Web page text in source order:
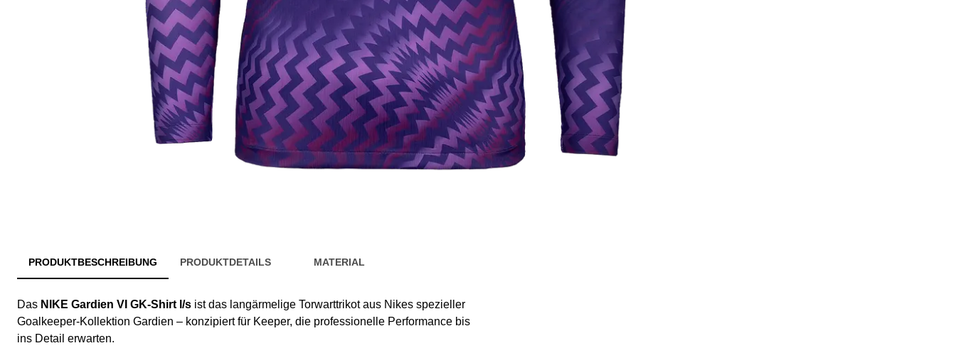
PRODUKTBESCHREIBUNG PRODUKTDETAILS MATERIAL
Das NIKE Gardien VI GK-Shirt l/s ist das langärmelige Torwarttrikot aus Nikes spezieller
Goalkeeper-Kollektion Gardien – konzipiert für Keeper, die professionelle Performance bis
ins Detail erwarten.